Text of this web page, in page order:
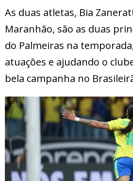
As duas atletas, Bia
Maranhão, são as duas
do Palmeiras na
atuações e ajudando o
bela campanha no